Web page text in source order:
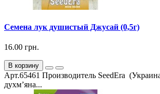
Семена лук душистый Джусай (0,5г)
16.00 грн.
В корзину
Арт.65461 Производитель SeedEra
духм’яна...